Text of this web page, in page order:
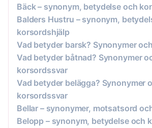
Bäck – synonym, betydelse och
Balders Hustru – synonym,
korsordshjälp
Vad betyder barsk? Synonymer
Vad betyder båtnad? Synonymer
korsordssvar
Vad betyder belägga? Synonymer
korsordssvar
Bellar – synonymer, motsatsord
Belopp – synonym, betydelse och